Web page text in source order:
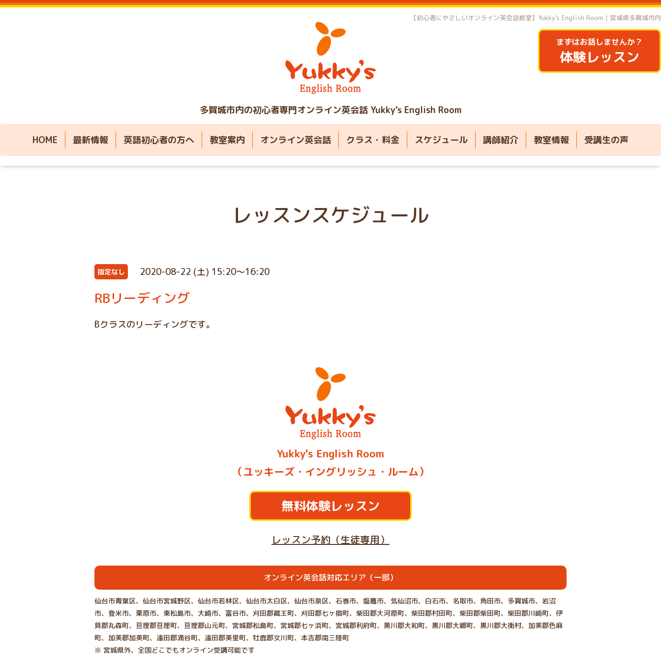
多賀城市内の初心者専門オンライン英会話 Yukky's English Room
【初心者にやさしいオンライン英会話教室】Yukky's English Room｜宮城県多賀城市内
まずはお話しませんか？
体験レッスン
HOME 最新情報 英語初心者の方へ 教室案内 オンライン英会話 クラス・料金 スケジュール 講師紹介 教室情報 受講生の声
レッスンスケジュール
指定なし 2020-08-22 (土) 15:20～16:20
RBリーディング
Bクラスのリーディングです。
Yukky's English Room
（ユッキーズ・イングリッシュ・ルーム）
無料体験レッスン
レッスン予約（生徒専用）
オンライン英会話対応エリア（一部）
仙台市青葉区、仙台市宮城野区、仙台市若林区、仙台市太白区、仙台市泉区、石巻市、塩竈市、気仙沼市、白石市、名取市、角田市、多賀城市、岩沼
市、登米市、栗原市、東松島市、大崎市、富谷市、刈田郡蔵王町、刈田郡七ヶ宿町、柴田郡大河原町、柴田郡村田町、柴田郡柴田町、柴田郡川崎町、伊
具郡丸森町、亘理郡亘理町、亘理郡山元町、宮城郡松島町、宮城郡七ヶ浜町、宮城郡利府町、黒川郡大和町、黒川郡大郷町、黒川郡大衡村、加美郡色麻
町、加美郡加美町、遠田郡涌谷町、遠田郡美里町、牡鹿郡女川町、本吉郡南三陸町
※ 宮城県外、全国どこでもオンライン受講可能です